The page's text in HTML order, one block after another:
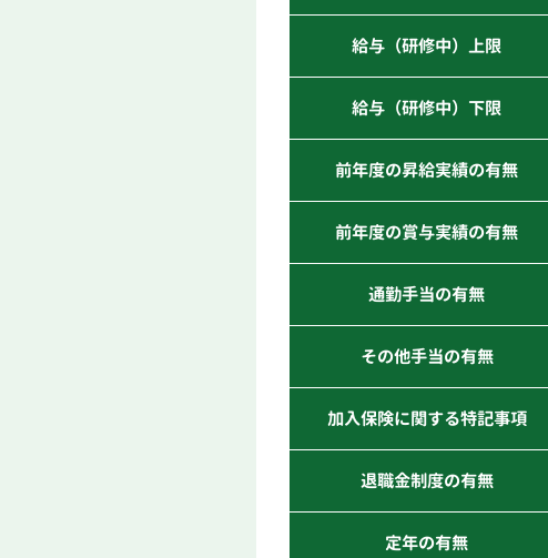
給与（研修中）上限
給与（研修中）下限
前年度の昇給実績の有無
前年度の賞与実績の有無
通勤手当の有無
その他手当の有無
加入保険に関する特記事項
退職金制度の有無
定年の有無